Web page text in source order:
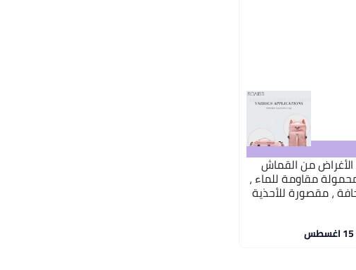
من القماش
مقاومة للماء ،
، مقصورة للأحذية
والسفر ، زهري